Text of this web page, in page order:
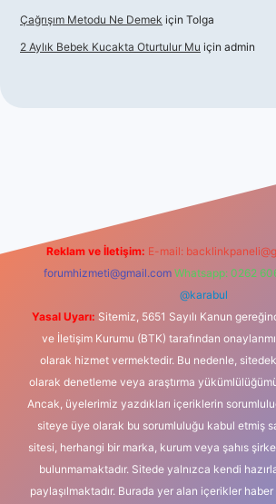
Çağrışım Metodu Ne Demek için Tolga
2 Aylık Bebek Kucakta Oturtulur Mu için admin
Reklam ve İletişim: E-mail:
forumhizmeti@gmail.com Whatsapp: 0262
@karabul
Yasal Uyarı: Sitemiz, 5651 Sayılı Kanun
ve İletişim Kurumu (BTK) tarafından
olarak hizmet vermektedir. Bu nedenle,
olarak denetleme veya araştırma
Ancak, üyelerimiz yazdıkları içeriklerin
siteye üye olarak bu sorumluluğu kabul etmiş
sitesi, herhangi bir marka, kurum veya şahıs
bulunmamaktadır. Sitede yalnızca kendi
paylaşılmaktadır. Burada yer alan içerikler